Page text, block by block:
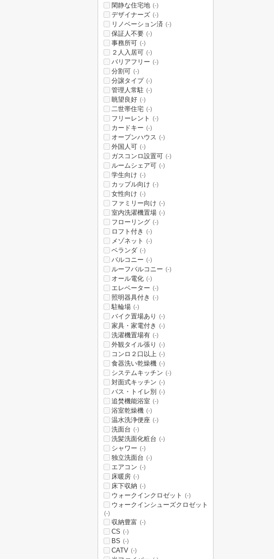
閑静な住宅地 (-)
デザイナーズ (-)
リノベーション済 (-)
保証人不要 (-)
事務所可 (-)
２人入居可 (-)
バリアフリー (-)
分割可 (-)
分譲タイプ (-)
管理人常駐 (-)
眺望良好 (-)
二世帯住宅 (-)
フリーレント (-)
カードキー (-)
オープンハウス (-)
外国人可 (-)
ガスコンロ設置可 (-)
ルームシェア可 (-)
学生向け (-)
カップル向け (-)
女性向け (-)
ファミリー向け (-)
室内洗濯機置場 (-)
フローリング (-)
ロフト付き (-)
メゾネット (-)
ベランダ (-)
バルコニー (-)
ルーフバルコニー (-)
オール電化 (-)
エレベーター (-)
照明器具付き (-)
駐輪場 (-)
バイク置場あり (-)
家具・家電付き (-)
洗濯機置場有 (-)
外観タイル張り (-)
コンロ２口以上 (-)
食器洗い乾燥機 (-)
システムキッチン (-)
対面式キッチン (-)
バス・トイレ別 (-)
追焚機能浴室 (-)
浴室乾燥機 (-)
温水洗浄便座 (-)
洗面台 (-)
洗髪洗面化粧台 (-)
シャワー (-)
独立洗面台 (-)
エアコン (-)
床暖房 (-)
床下収納 (-)
ウォークインクロゼット (-)
ウォークインシューズクロゼット
(-)
収納豊富 (-)
CS (-)
BS (-)
CATV (-)